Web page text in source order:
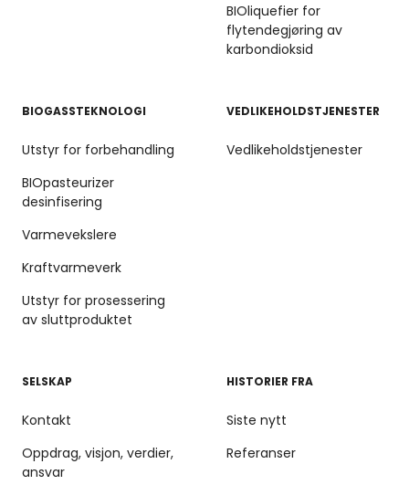
BIOliquefier for
flytendegjøring av
karbondioksid
BIOGASSTEKNOLOGI
Utstyr for forbehandling
BIOpasteurizer
desinfisering
Varmevekslere
Kraftvarmeverk
Utstyr for prosessering
av sluttproduktet
VEDLIKEHOLDSTJENESTER
Vedlikeholdstjenester
SELSKAP
Kontakt
Oppdrag, visjon, verdier,
ansvar
HISTORIER FRA
Siste nytt
Referanser